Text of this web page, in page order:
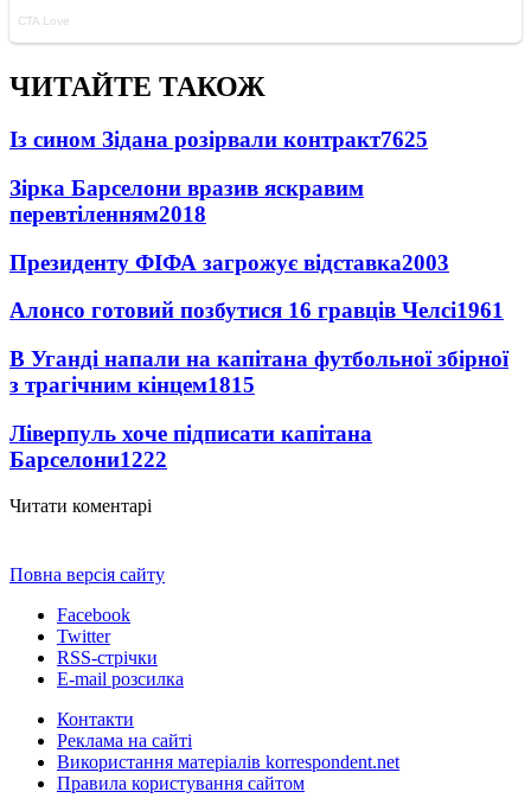
ЧИТАЙТЕ ТАКОЖ
Із сином Зідана розірвали контракт7625
Зірка Барселони вразив яскравим
перевтіленням2018
Президенту ФІФА загрожує відставка2003
Алонсо готовий позбутися 16 гравців Челсі1961
В Уганді напали на капітана футбольної збірної
з трагічним кінцем1815
Ліверпуль хоче підписати капітана
Барселони1222
Читати коментарі
Повна версія сайту
Facebook
Twitter
RSS-стрічки
E-mail розсилка
Контакти
Реклама на сайті
Використання матеріалів korrespondent.net
Правила користування сайтом